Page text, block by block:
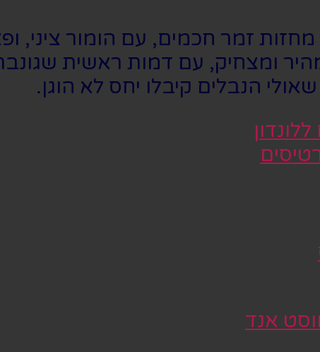
ומצחיק, עם דמות ראשית
הנבלים קיבלו יחס לא הוגן.
אנד